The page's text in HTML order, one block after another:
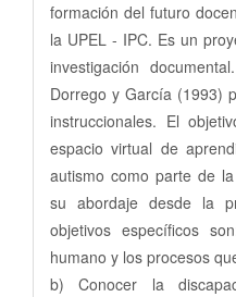
formación del futuro
la UPEL - IPC. Es un
investigación
Dorrego y García (1993)
instruccionales. El
espacio virtual de
autismo como parte de
su abordaje desde la
objetivos específicos
humano y los procesos
b) Conocer la